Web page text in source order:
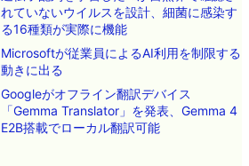
れていないウイルスを設計、細菌に感染す
る16種類が実際に機能
Microsoftが従業員によるAI利用を制限する
動きに出る
Googleがオフライン翻訳デバイス
「Gemma Translator」を発表、Gemma 4
E2B搭載でローカル翻訳可能